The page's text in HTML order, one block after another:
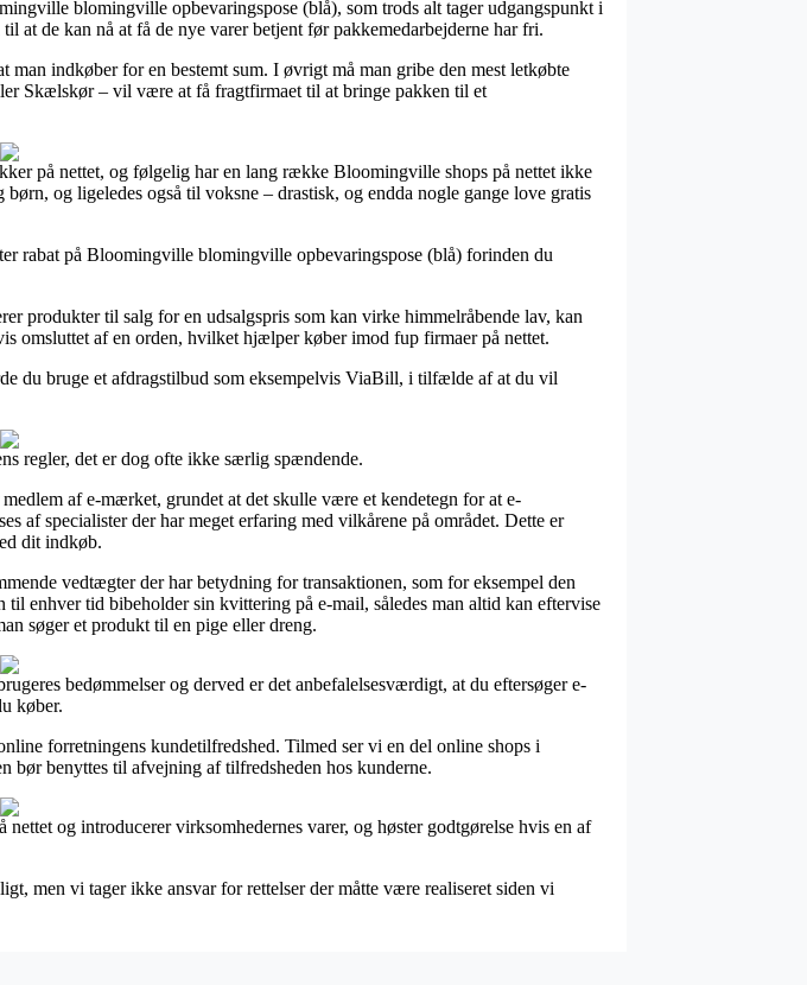
blomingville opbevaringspose (blå), som trods alt tager udgangspunkt i
at de kan nå at få de nye varer betjent før pakkemedarbejderne har fri.
indkøber for en bestemt sum. I øvrigt må man gribe den mest letkøbte
Skælskør – vil være at få fragtfirmaet til at bringe pakken til et
på nettet, og følgelig har en lang række Bloomingville shops på nettet ikke
og ligeledes også til voksne – drastisk, og endda nogle gange love gratis
rabat på Bloomingville blomingville opbevaringspose (blå) forinden du
produkter til salg for en udsalgspris som kan virke himmelråbende lav, kan
omsluttet af en orden, hvilket hjælper køber imod fup firmaer på nettet.
du bruge et afdragstilbud som eksempelvis ViaBill, i tilfælde af at du vil
regler, det er dog ofte ikke særlig spændende.
af e-mærket, grundet at det skulle være et kendetegn for at e-
af specialister der har meget erfaring med vilkårene på området. Dette er
dit indkøb.
vedtægter der har betydning for transaktionen, som for eksempel den
til enhver tid bibeholder sin kvittering på e-mail, således man altid kan eftervise
søger et produkt til en pige eller dreng.
bedømmelser og derved er det anbefalelsesværdigt, at du eftersøger e-
køber.
forretningens kundetilfredshed. Tilmed ser vi en del online shops i
bør benyttes til afvejning af tilfredsheden hos kunderne.
og introducerer virksomhedernes varer, og høster godtgørelse hvis en af
men vi tager ikke ansvar for rettelser der måtte være realiseret siden vi